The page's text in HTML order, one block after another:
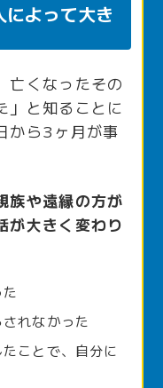
によって大き
亡くなったその
」と知ることに
から3ヶ月が事
族や遠縁の方が
が大きく変わり
れなかった
ことで、自分に